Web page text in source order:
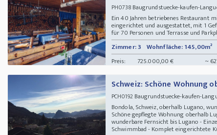
PH0738Baugrundstuecke-kaufen-
Ein 40 Jahren betriebenes Restaurant
eingerichtet und ausgestattet, mit 1
für 70 Personen und Terrasse und
Zimmer: 3 Wohnfläche: 145,00m²
Preis:
725.000,00 € ~
Schweiz: Schöne Wohnung
PCH0192Baugrundstuecke-kaufen-
Bondola, Schweiz, oberhalb Lugano,
Schöne gepflegte Wohnung oberhalb
wunderbare Fernsicht bis Lugano -
Schwimmbad - Komplet eingerichtete